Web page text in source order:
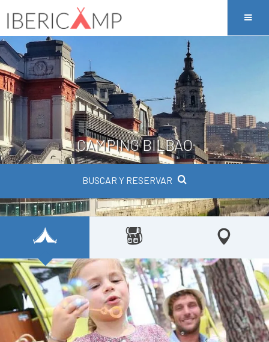
CAMPING BILBAO
BUSCAR Y RESERVAR